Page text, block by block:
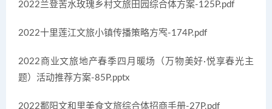
2022兰登苦水玫瑰乡村文旅田园综合体方案-125P.pdf
2022十里莲江文旅小镇传播策略方案-174P.pdf
2022商业文旅地产春季四月暖场（万物美好·悦享春光主
题）活动推荐方案-85P.pptx
2022鄱阳文和里美食文旅综合体招商手册-27P.pdf